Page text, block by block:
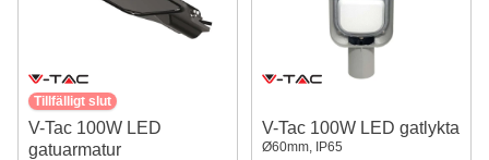
Tillfälligt slut
V-Tac 100W LED
gatuarmatur
V-Tac 100W LED gatlykta
Ø60mm, IP65